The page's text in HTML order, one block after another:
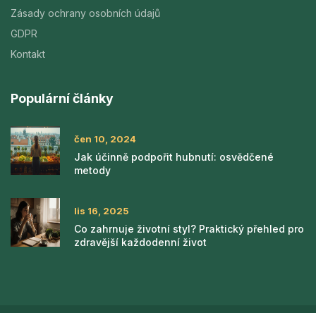
Zásady ochrany osobních údajů
GDPR
Kontakt
Populární články
čen 10, 2024
Jak účinně podpořit hubnutí: osvědčené
metody
lis 16, 2025
Co zahrnuje životní styl? Praktický přehled pro
zdravější každodenní život